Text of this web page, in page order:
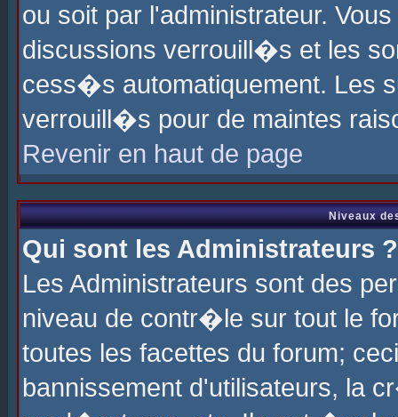
ou soit par l'administrateur.
discussions verrouill�s et les
cess�s automatiquement. Les
verrouill�s pour de maintes
Revenir en haut de page
Niveaux
Qui sont les Administrateurs ?
Les Administrateurs sont des
niveau de contr�le sur tout le
toutes les facettes du forum;
bannissement d'utilisateurs, la